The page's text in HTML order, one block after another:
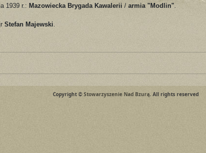
1939 r.: Mazowiecka Brygada Kawalerii / armia "Modlin"
Stefan Majewski
Copyright © Stowarzyszenie Nad Bzurą. All rights reserved